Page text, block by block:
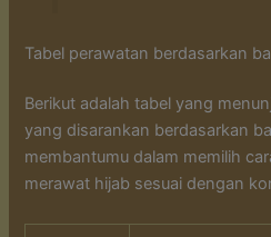
Tabel perawatan berdasarkan
Berikut adalah tabel yang
yang disarankan berdasarkan
membantumu dalam memilih
merawat hijab sesuai dengan